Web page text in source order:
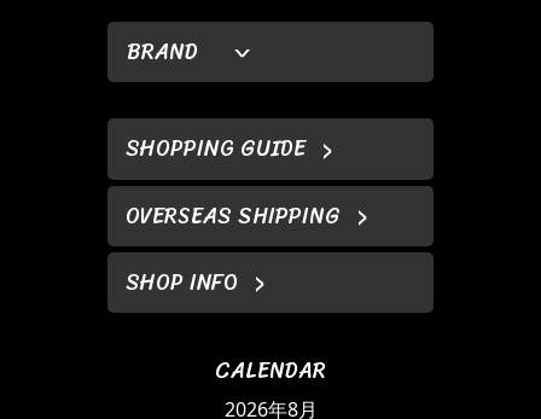
BRAND
SHOPPING GUIDE
OVERSEAS SHIPPING
SHOP INFO
CALENDAR
2026年8月